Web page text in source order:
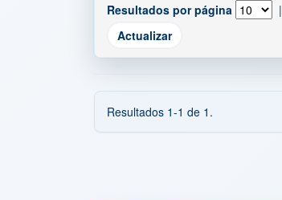
Resultados por página |
Resultados 1-1 de 1.